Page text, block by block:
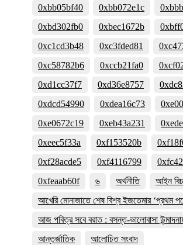
0xbb05bf40
0xbb072e1c
0xbd302fb0
0xbec1672b
0xc1cd3b48
0xc3fded81
0xc58782b6
0xccb21fa0
0xd1cc37f7
0xd36e8757
0xdcd54990
0xdea16c73
0xe0672c19
0xeb43a231
0xeec5f33a
0xf153520b
0xf28acde5
0xf4116799
0xfeaab60f
৬ অর্থনীতি
আইন
আখেরি মোনাজাতে শেষ বিশ্ব ইজতেমার ‘প্রথম
আজ পবিত্র সবে বরাত : বসন্ত-ভালোবাসা
আন্তর্জাতিক
আলোচিত সংবাদ